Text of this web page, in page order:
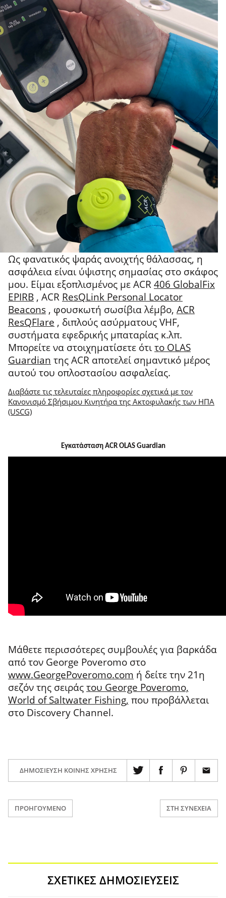
Ως φανατικός ψαράς ανοιχτής θάλασσας, η
ασφάλεια είναι ύψιστης σημασίας στο σκάφος
μου. Είμαι εξοπλισμένος με ACR 406 GlobalFix
EPIRB , ACR ResQLink Personal Locator
Beacons , φουσκωτή σωσίβια λέμβο, ACR
ResQFlare , διπλούς ασύρματους VHF,
συστήματα εφεδρικής μπαταρίας κ.λπ.
Μπορείτε να στοιχηματίσετε ότι το OLAS
Guardian της ACR αποτελεί σημαντικό μέρος
αυτού του οπλοστασίου ασφαλείας.
Διαβάστε τις τελευταίες πληροφορίες σχετικά με τον
Κανονισμό Σβήσιμου Κινητήρα της Ακτοφυλακής των ΗΠΑ
(USCG)
Εγκατάσταση ACR OLAS Guardian
Μάθετε περισσότερες συμβουλές για βαρκάδα
από τον George Poveromo στο
www.GeorgePoveromo.com ή δείτε την 21η
σεζόν της σειράς του George Poveromo,
World of Saltwater Fishing, που προβάλλεται
στο Discovery Channel.
ΔΗΜΟΣΊΕΥΣΗ ΚΟΙΝΉΣ ΧΡΉΣΗΣ
ΠΡΟΗΓΟΎΜΕΝΟ ΣΤΗ ΣΥΝΈΧΕΙΑ
ΣΧΕΤΙΚΈΣ ΔΗΜΟΣΙΕΎΣΕΙΣ